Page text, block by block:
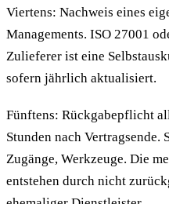
Viertens: Nachweis eines
Managements. ISO 27001
Zulieferer ist eine
sofern jährlich aktualisiert.
Fünftens: Rückgabepflicht
Stunden nach Vertragsende.
Zugänge, Werkzeuge. Die
entstehen durch nicht